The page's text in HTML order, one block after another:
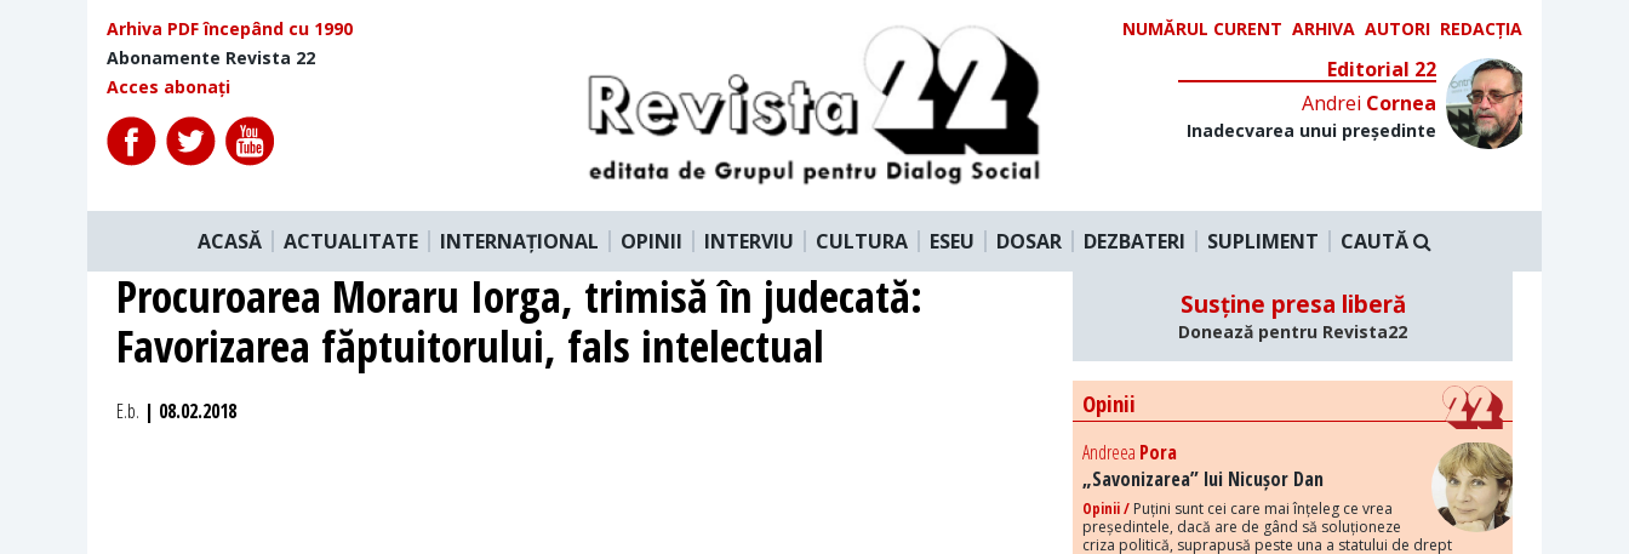
Arhiva PDF începând cu 1990
Abonamente Revista 22
Acces abonați
NUMĂRUL CURENT ARHIVA AUTORI REDACȚIA
Editorial 22
Andrei Cornea
Inadecvarea unui președinte
ACASĂ ACTUALITATE INTERNAȚIONAL OPINII INTERVIU CULTURA ESEU DOSAR DEZBATERI SUPLIMENT CAUTĂ
Procuroarea Moraru Iorga, trimisă în judecată:
Favorizarea făptuitorului, fals intelectual
E.b. | 08.02.2018
Susține presa liberă
Donează pentru Revista22
Opinii
Andreea Pora
„Savonizarea” lui Nicușor Dan
Opinii / Puțini sunt cei care mai înțeleg ce vrea
președintele, dacă are de gând să soluționeze
criza politică, suprapusă peste una a statului de drept